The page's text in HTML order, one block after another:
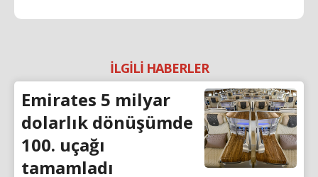
İLGİLİ HABERLER
Emirates 5 milyar
dolarlık dönüşümde
100. uçağı
tamamladı